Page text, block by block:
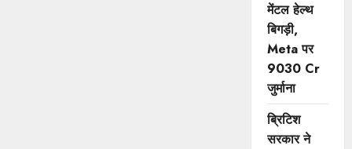
मेंटल हेल्थ
बिगड़ी,
Meta पर
9030 Cr
जुर्माना
ब्रिटिश
सरकार ने